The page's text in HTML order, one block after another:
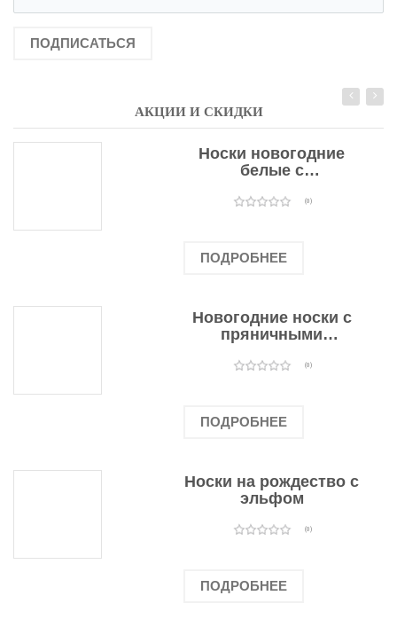
ПОДПИСАТЬСЯ
АКЦИИ И СКИДКИ
Носки новогодние
белые с
оленями(0)
ПОДРОБНЕЕ
Новогодние носки с
пряничными
(0)
ПОДРОБНЕЕ
Носки на рождество с
эльфом
(0)
ПОДРОБНЕЕ